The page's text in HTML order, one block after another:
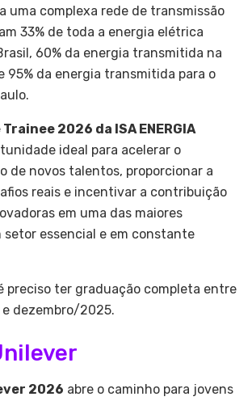
uma complexa rede de transmissão
33% de toda a energia elétrica
60% da energia transmitida na
95% da energia transmitida para o
2026 da ISA ENERGIA
ideal para acelerar o
de novos talentos, proporcionar a
reais e incentivar a contribuição
em uma das maiores
setor essencial e em constante
preciso ter graduação completa entre
dezembro/2025.
2026 abre o caminho para jovens